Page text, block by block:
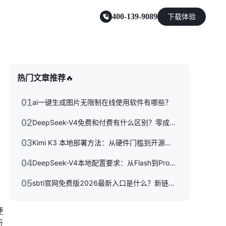
能源及制造业
400-139-9089 下载体验
热门文章推荐🔥
01ai一键生成图片无限制在线使用软件有哪些？
02 DeepSeek-V4免费和付费有什么区别？零成本体验到API按量付费，三种使用方式一次性讲清楚
03 Kimi K3 本地部署方法：从硬件门槛到开源权重落地的完整指南
04 DeepSeek-V4本地配置要求：从Flash到Pro硬件选型指南
05 sbti官网免费版2026最新入口是什么？新链接/备用站与避坑指南全收录